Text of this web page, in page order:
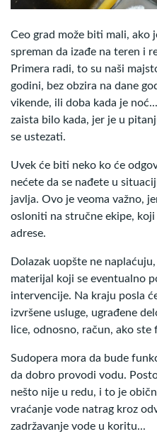
Ceo grad može biti mali, ako
spreman da izađe na teren i
Primera radi, to su naši
godini, bez obzira na dane
vikende, ili doba kada je
zaista bilo kada, jer je u
se ustezati.
Uvek će biti neko ko će
nećete da se nađete u
javlja. Ovo je veoma važno,
osloniti na stručne ekipe,
adrese.
Dolazak uopšte ne
materijal koji se eventualno
intervencije. Na kraju posla
izvršene usluge, ugrađene
lice, odnosno, račun, ako ste
Sudopera mora da bude
da dobro provodi vodu.
nešto nije u redu, i to je
vraćanje vode natrag kroz
zadržavanje vode u koritu...